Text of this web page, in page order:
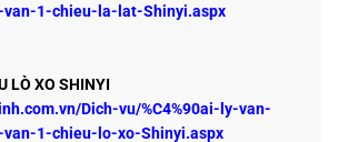
van-1-chieu-la-lat-Shinyi.aspx
LÒ XO SHINYI
Dich-vu/%C4%90ai-ly-van-
van-1-chieu-lo-xo-Shinyi.aspx